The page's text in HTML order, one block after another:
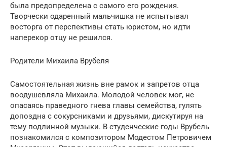
была предопределена с самого его рождения.
Творчески одаренный мальчишка не испытывал
восторга от перспективы стать юристом, но идти
наперекор отцу не решился.
Родители Михаила Врубеля
Самостоятельная жизнь вне рамок и запретов отца
воодушевляла Михаила. Молодой человек мог, не
опасаясь праведного гнева главы семейства, гулять
допоздна с сокурсниками и друзьями, дискутируя на
тему подлинной музыки. В студенческие годы Врубель
познакомился с композитором Модестом Петровичем